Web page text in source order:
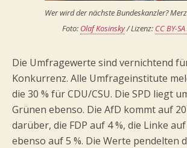
Wer wird der nächste Bundeskanzler?
Foto: Olaf Kosinsky/ Lizenz: CC BY-
Die Umfragewerte sind vernichtend
Konkurrenz. Alle Umfrageinstitute
die 30 % für CDU/CSU. Die SPD liegt
Grünen ebenso. Die AfD kommt auf
darüber, die FDP auf 4 %, die Linke auf
ebenso auf 5 %. Die Werte pendelten